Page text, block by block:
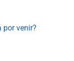
por venir?